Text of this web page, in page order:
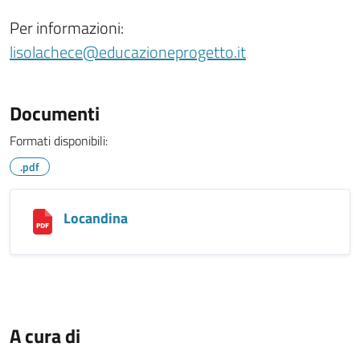
Per informazioni:
lisolachece@educazioneprogetto.it
Documenti
Formati disponibili:
.pdf
Locandina
A cura di